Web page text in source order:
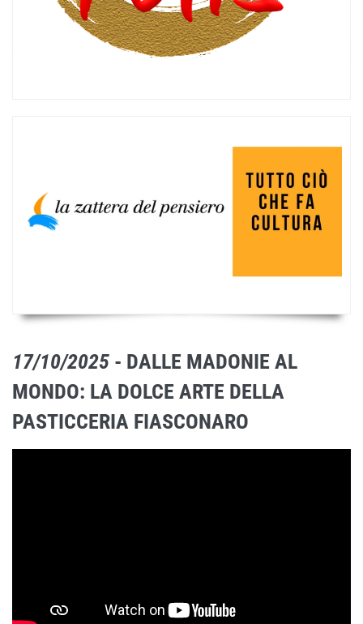
17/10/2025 - DALLE MADONIE AL
MONDO: LA DOLCE ARTE DELLA
PASTICCERIA FIASCONARO